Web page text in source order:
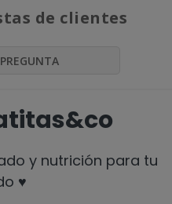
de clientes
y nutrición para tu
♥️